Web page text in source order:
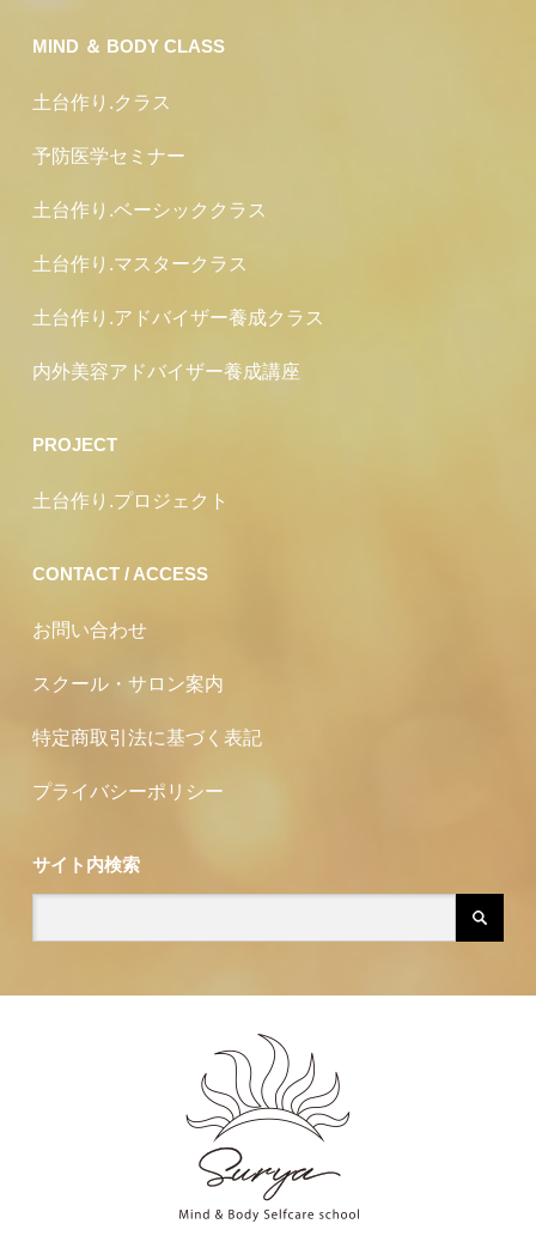
MIND ＆ BODY CLASS
土台作り.クラス
予防医学セミナー
土台作り.ベーシッククラス
土台作り.マスタークラス
土台作り.アドバイザー養成クラス
内外美容アドバイザー養成講座
PROJECT
土台作り.プロジェクト
CONTACT / ACCESS
お問い合わせ
スクール・サロン案内
特定商取引法に基づく表記
プライバシーポリシー
サイト内検索